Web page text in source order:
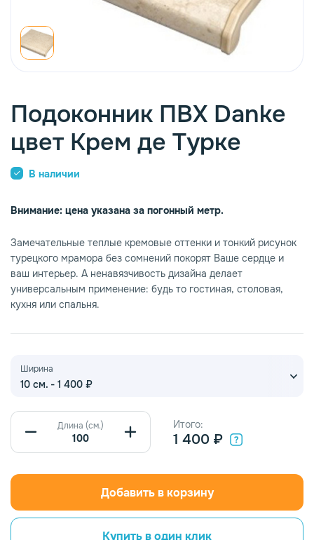
дерево
Подоконник ПВХ Danke
цвет Крем де Турке
В наличии
Внимание: цена указана за погонный метр.
Замечательные теплые кремовые оттенки и тонкий рисунок
турецкого мрамора без сомнений покорят Ваше сердце и
ваш интерьер. А ненавязчивость дизайна делает
универсальным применение: будь то гостиная, столовая,
кухня или спальня.
Ширина
10 см. - 1 400 ₽
Длина (см.) Итого:
1 400 ₽
Добавить в корзину
Купить в один клик